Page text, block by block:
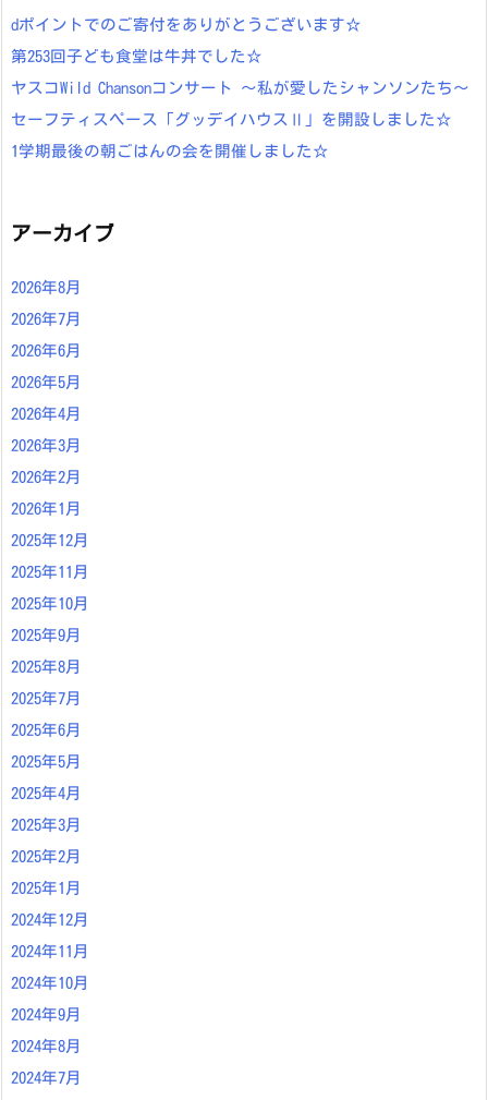
dポイントでのご寄付をありがとうございます☆
第253回子ども食堂は牛丼でした☆
ヤスコWild Chansonコンサート ～私が愛したシャンソンたち～
セーフティスペース「グッデイハウスⅡ」を開設しました☆
1学期最後の朝ごはんの会を開催しました☆
アーカイブ
2026年8月
2026年7月
2026年6月
2026年5月
2026年4月
2026年3月
2026年2月
2026年1月
2025年12月
2025年11月
2025年10月
2025年9月
2025年8月
2025年7月
2025年6月
2025年5月
2025年4月
2025年3月
2025年2月
2025年1月
2024年12月
2024年11月
2024年10月
2024年9月
2024年8月
2024年7月